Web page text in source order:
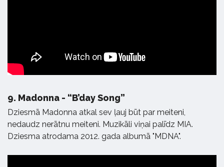
9. Madonna - “B’day Song”
Dziesmā Madonna atkal sev ļauj būt par meiteni,
nedaudz nerātnu meiteni. Muzikāli viņai palīdz MIA.
Dziesma atrodama 2012. gada albumā "MDNA".